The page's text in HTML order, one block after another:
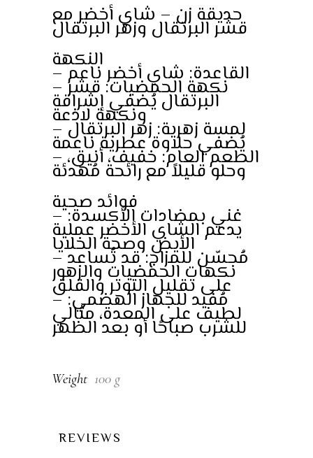
حديقة زن – شاي أخضر مع
قشر البرتقال وزهر البرتقال
النكهة
– القاعدة: شاي أخضر ناعم
– نكهة الحمضيات: قشر
البرتقال يُضفي إشراقة
ونكهة لاذعة
– لمسة زهرية: زهر البرتقال
يُضفي حلاوة عطرية ناعمة
– الطعم العام: خفيف، أنيق،
وحلو قليلاً مع رائحة مُهدئة
فوائد صحية
– غني بمضادات الأكسدة:
يدعم الشاي الأخضر عملية
الأيض وصحة الخلايا
– مُحسّن للمزاج: قد تُساعد
نكهات الحمضيات والزهور
على تقليل التوتر والقلق
– مُفيد للجهاز الهضمي:
لطيف على المعدة، مثالي
للشرب صباحًا أو بعد الظهر
Weight 100 g
REVIEWS